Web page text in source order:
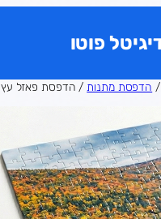
פוטו
/ הדפסת מתנות/ הדפסת פאזל עץ 2030